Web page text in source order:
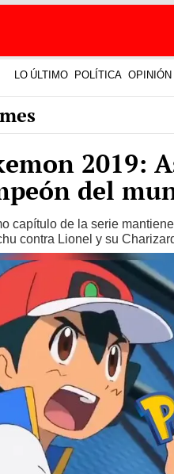
LO ÚLTIMO POLÍTICA OPINIÓN
2019:
del
capítulo de la serie
contra Lionel y su